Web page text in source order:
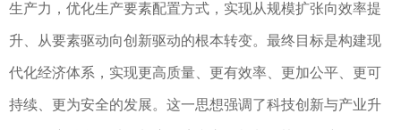
生产力，优化生产要素配置方式，实现从规模扩张向效率提
升、从要素驱动向创新驱动的根本转变。最终目标是构建现
代化经济体系，实现更高质量、更有效率、更加公平、更可
持续、更为安全的发展。这一思想强调了科技创新与产业升